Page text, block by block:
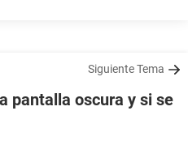
Siguiente Tema
pantalla oscura y si se